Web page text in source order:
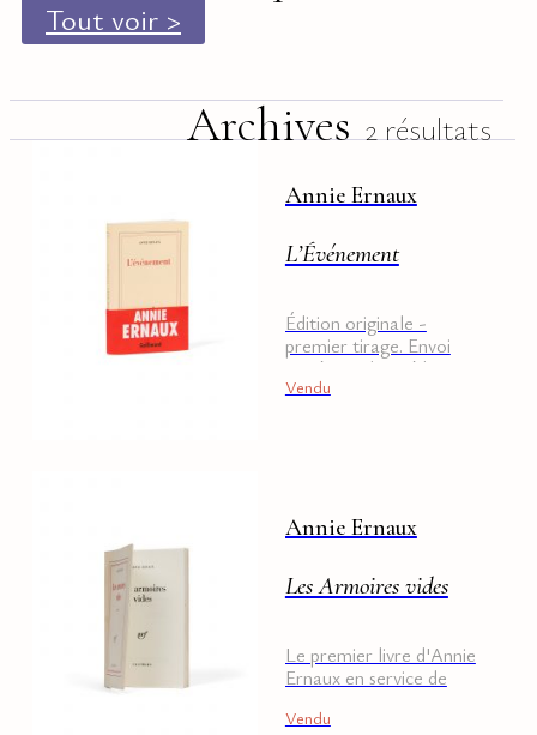
Tout voir >
Archives 2 résultats
Annie Ernaux
L’Événement
Édition originale -
premier tirage. Envoi
signé. Bandeau éditeur
conservé.
Vendu
Annie Ernaux
Les Armoires vides
Le premier livre d'Annie
Ernaux en service de
Vendu